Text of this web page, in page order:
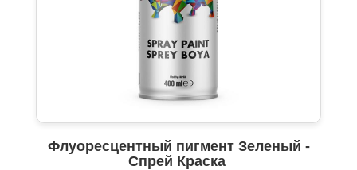
Флуоресцентный пигмент Зеленый -
Спрей Краска ​